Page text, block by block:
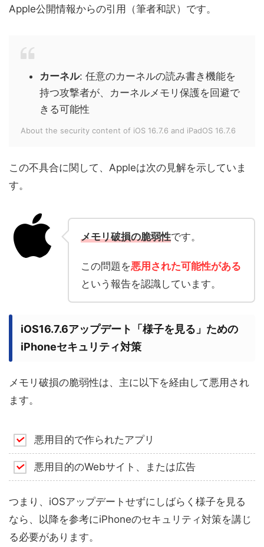
Apple公開情報からの引用（筆者和訳）です。
カーネル: 任意のカーネルの読み書き機能を
持つ攻撃者が、カーネルメモリ保護を回避で
きる可能性
About the security content of iOS 16.7.6 and iPadOS 16.7.6
この不具合に関して、Appleは次の見解を示していま
す。
メモリ破損の脆弱性です。
この問題を悪用された可能性がある
という報告を認識しています。
iOS16.7.6アップデート「様子を見る」ための
iPhoneセキュリティ対策
メモリ破損の脆弱性は、主に以下を経由して悪用され
ます。
悪用目的で作られたアプリ
悪用目的のWebサイト、または広告
つまり、iOSアップデートせずにしばらく様子を見る
なら、以降を参考にiPhoneのセキュリティ対策を講じ
る必要があります。